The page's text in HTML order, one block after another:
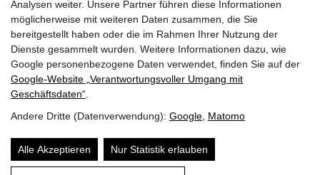
Analysen weiter. Unsere Partner führen diese Informationen
möglicherweise mit weiteren Daten zusammen, die Sie
bereitgestellt haben oder die im Rahmen Ihrer Nutzung der
Dienste gesammelt wurden. Weitere Informationen dazu, wie
Google personenbezogene Daten verwendet, finden Sie auf der
Google‑Website „Verantwortungsvoller Umgang mit
Geschäftsdaten“
Andere Dritte (Datenverwendung): Google Matomo
Alle Akzeptieren Nur Statistik erlauben
FREIWILLIGE FEUERWEHR MAISHOFEN
OFK HBI Michael Auböck
OFK Stv. OBI Herbert Huber
Telefon: +43 (0) 6542 68122
QUICKLINKS